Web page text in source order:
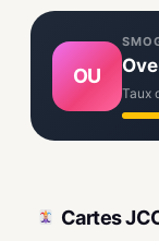
OU
Taux
Cartes